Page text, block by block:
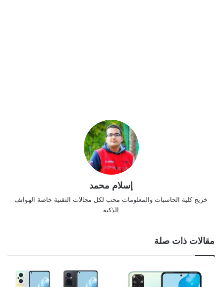
إسلام محمد
خريج كلية الحاسبات والمعلومات محب لكل مجالات التقنية خاصة الهواتف
الذكية
مقالات ذات صلة